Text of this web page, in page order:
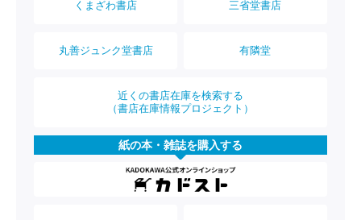
くまざわ書店 三省堂書店
丸善ジュンク堂書店 有隣堂
近くの書店在庫を検索する
（書店在庫情報プロジェクト）
紙の本・雑誌を購入する